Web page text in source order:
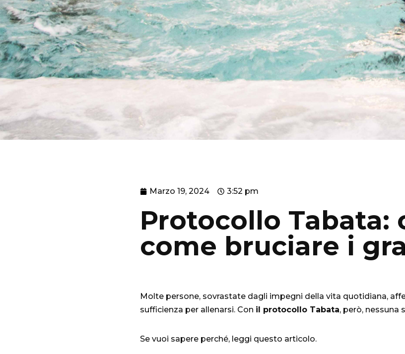
Marzo 19, 2024 3:52 pm
Protocollo Tabata:
come bruciare i
Molte persone, sovrastate dagli impegni della vita quotidiana,
sufficienza per allenarsi. Con il protocollo Tabata, però, nessuna
Se vuoi sapere perché, leggi questo articolo.